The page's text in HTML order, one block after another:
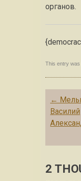
органов.
This entry was
Post
←
Василий
2